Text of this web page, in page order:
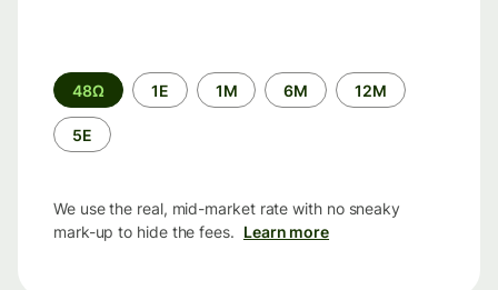
Time
period
48Ω 1Ε 1M 6M 12M
5Ε
We use the real, mid-market rate with no sneaky
mark-up to hide the fees. Learn more